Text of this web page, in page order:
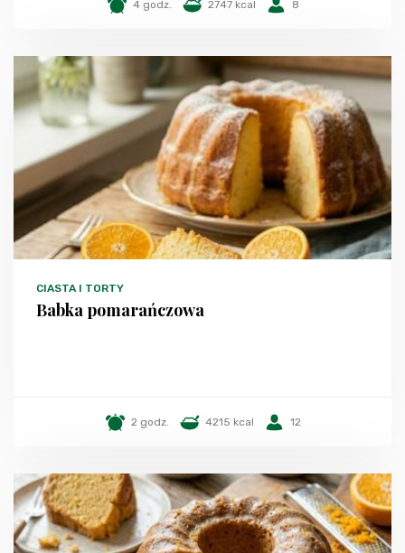
4 godz. 2747 kcal 8
CIASTA I TORTY
Babka pomarańczowa
2 godz. 4215 kcal 12